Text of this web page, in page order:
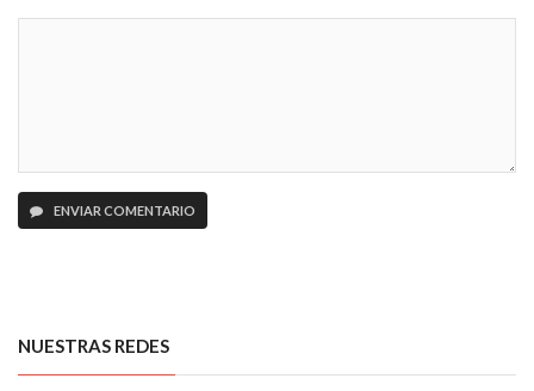
ENVIAR COMENTARIO
NUESTRAS REDES